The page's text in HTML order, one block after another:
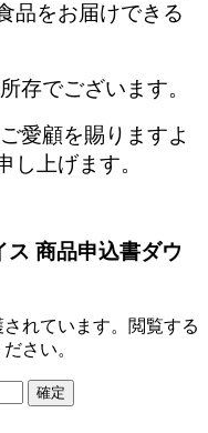
品をお届けできる
存でございます。
顧を賜りますよ
し上げます。
ス 商品申込書ダウ
れています。閲覧する
さい。